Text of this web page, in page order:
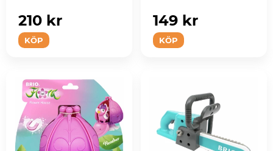
KÖP
210 kr
KÖP
149 kr